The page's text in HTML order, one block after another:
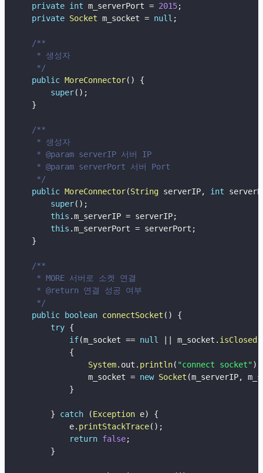
private int m_serverPort = 2015;
private Socket m_socket = null ;
/**
     * 생성자
     */
public MoreConnector( )
{
super( ) ;
}
/**
     * 생성자
     * @param serverIP 서버 IP
     * @param serverPort 서버 Port
     */
public MoreConnector(String serverIP, int
super( ) ;
this .m_serverIP = serverIP;
this .m_serverPort = serverPort ;
}
/**
     * MORE 서버로 소켓 연결
     * @return 연결 성공 여부
     */
public
boolean connectSocket ( )
{
try {
if(m_socket == null m_socket . isClosed
{
System. out . println( "connect socket")
                m_socket
= new Socket (m_serverIP,
}
} catch (Exception e)
{
            e
. printStackTrace( ) ;
return false;
}